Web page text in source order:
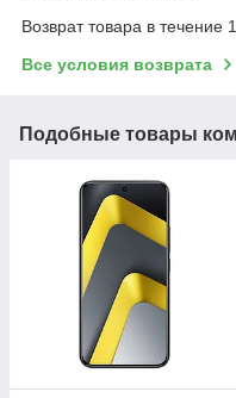
Возврат товара в течение
Все условия возврата
Подобные товары